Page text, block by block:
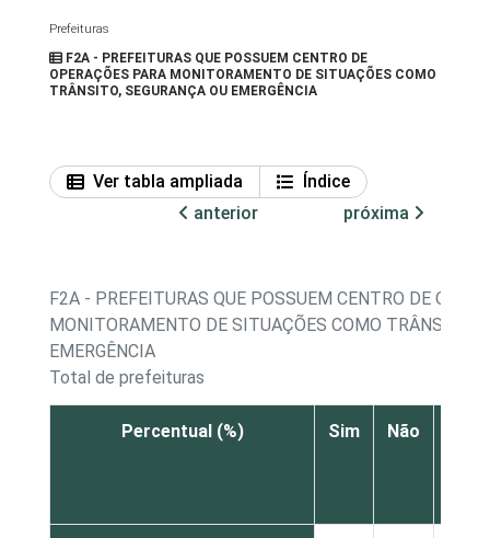
Prefeituras
F2A - PREFEITURAS QUE POSSUEM CENTRO DE
OPERAÇÕES PARA MONITORAMENTO DE SITUAÇÕES COMO
TRÂNSITO, SEGURANÇA OU EMERGÊNCIA
Ver tabla ampliada
Índice
anterior
próxima
F2A - PREFEITURAS QUE POSSUEM CENTRO DE
MONITORAMENTO DE SITUAÇÕES COMO TRÂNSITO,
EMERGÊNCIA
Total de prefeituras
Percentual (%) Sim Não